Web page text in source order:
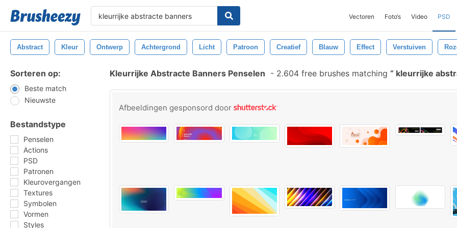
Vectoren Foto‘s Video PSD
Abstract Kleur Ontwerp Achtergrond Licht Patroon Creatief Blauw Effect Verstuiven
Sorteren op:
Beste match
Nieuwste
Bestandstype
Penselen
Actions
PSD
Patronen
Kleurovergangen
Textures
Symbolen
Vormen
Styles
Kleurrijke Abstracte Banners Penselen - 2.604 free brushes matching kleurrijke
Afbeeldingen gesponsord door